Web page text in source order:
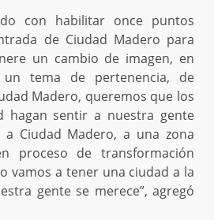
con habilitar once puntos
de Ciudad Madero para
un cambio de imagen, en
tema de pertenencia, de
Madero, queremos que los
hagan sentir a nuestra gente
Ciudad Madero, a una zona
proceso de transformación
vamos a tener una ciudad a la
gente se merece”, agregó